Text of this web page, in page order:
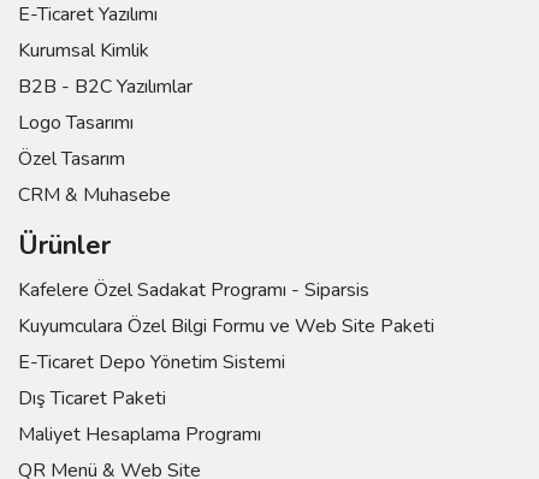
E-Ticaret Yazılımı
Kurumsal Kimlik
B2B - B2C Yazılımlar
Logo Tasarımı
Özel Tasarım
CRM & Muhasebe
Ürünler
Kafelere Özel Sadakat Programı - Siparsis
Kuyumculara Özel Bilgi Formu ve Web Site Paketi
E-Ticaret Depo Yönetim Sistemi
Dış Ticaret Paketi
Maliyet Hesaplama Programı
QR Menü & Web Site